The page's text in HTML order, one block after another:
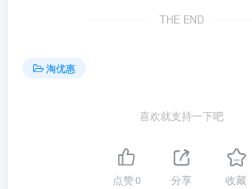
THE END
淘优惠
喜欢就支持一下吧
点赞0 分享 收藏